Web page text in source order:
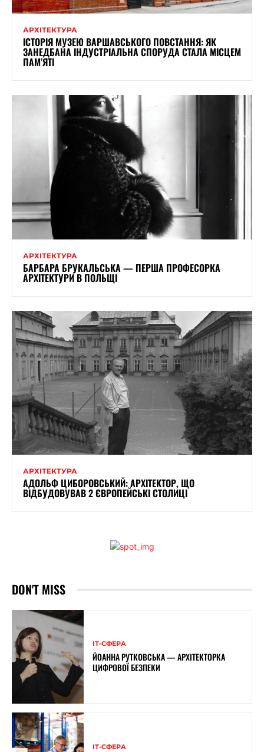
АРХІТЕКТУРА
ІСТОРІЯ МУЗЕЮ ВАРШАВСЬКОГО ПОВСТАННЯ: ЯК
ЗАНЕДБАНА ІНДУСТРІАЛЬНА СПОРУДА СТАЛА МІСЦЕМ
ПАМ’ЯТІ
АРХІТЕКТУРА
БАРБАРА БРУКАЛЬСЬКА — ПЕРША ПРОФЕСОРКА
АРХІТЕКТУРИ В ПОЛЬЩІ
АРХІТЕКТУРА
АДОЛЬФ ЦИБОРОВСЬКИЙ: АРХІТЕКТОР, ЩО
ВІДБУДОВУВАВ 2 ЄВРОПЕЙСЬКІ СТОЛИЦІ
DON'T MISS
ІТ-СФЕРА
ЙОАННА РУТКОВСЬКА — АРХІТЕКТОРКА
ЦИФРОВОЇ БЕЗПЕКИ
ІТ-СФЕРА